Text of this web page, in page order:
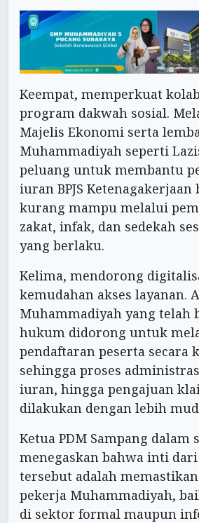
Keempat, memperkuat
program dakwah sosial.
Majelis Ekonomi serta
Muhammadiyah seperti
peluang untuk membantu
iuran BPJS Ketenagakerjaan
kurang mampu melalui
zakat, infak, dan sedekah
yang berlaku.
Kelima, mendorong
kemudahan akses layanan.
Muhammadiyah yang telah
hukum didorong untuk
pendaftaran peserta secara
sehingga proses
iuran, hingga pengajuan
dilakukan dengan lebih
Ketua PDM Sampang dalam
menegaskan bahwa inti
tersebut adalah
pekerja Muhammadiyah,
di sektor formal maupun